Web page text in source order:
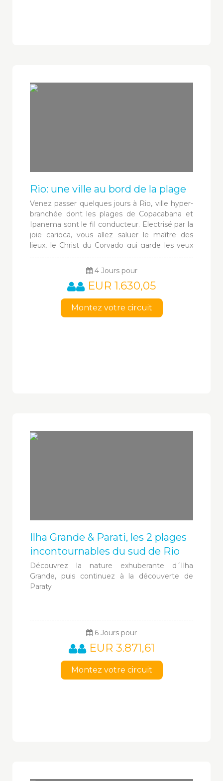
Rio: une ville au bord de la plage
Venez passer quelques jours à Rio, ville hyper-
branchée dont les plages de Copacabana et
Ipanema sont le fil conducteur. Electrisé par la
joie carioca, vous allez saluer le maître des
lieux, le Christ du Corvado qui garde les yeux
fixés sur le Pain de Sucre, le sambodrome et le
4 Jours pour
EUR 1.630,05
Montez votre circuit
Ilha Grande & Parati, les 2 plages
incontournables du sud de Rio
Découvrez la nature exhuberante d´Ilha
Grande, puis continuez à la découverte de
Paraty
6 Jours pour
EUR 3.871,61
Montez votre circuit